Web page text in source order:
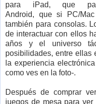
para iPad, que
Android, que si PC/
también para consolas.
de interactuar con ellos
años y el universo
posibilidades, entre ellas
la experiencia
como ves en la foto-.
Después de comprar
juegos de mesa para